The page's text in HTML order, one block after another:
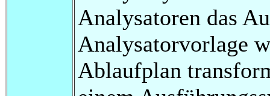
Analysatoren das
Analysatorvorlage
Ablaufplan